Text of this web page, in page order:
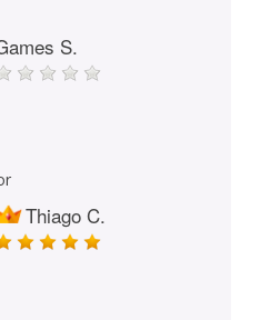
S.
Thiago C.